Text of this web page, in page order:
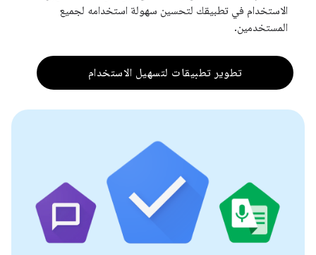
الاستخدام في تطبيقك لتحسين سهولة استخدامه لجميع
المستخدمين.
تطوير تطبيقات لتسهيل الاستخدام